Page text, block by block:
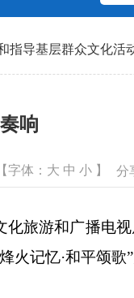
指导基层群众文化活
响
字体： 大 中 小 】 分
旅游和广播电视
火记忆·和平颂歌